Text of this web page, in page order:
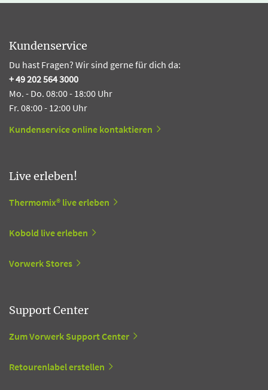
Kundenservice
Du hast Fragen? Wir sind gerne für dich da:
+ 49 202 564 3000
Mo. - Do. 08:00 - 18:00 Uhr
Fr. 08:00 - 12:00 Uhr
Kundenservice online kontaktieren
Live erleben!
Thermomix® live erleben
Kobold live erleben
Vorwerk Stores
Support Center
Zum Vorwerk Support Center
Retourenlabel erstellen